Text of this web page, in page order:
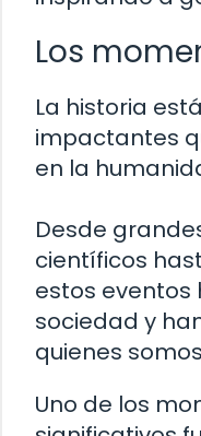
Los
La historia
impactantes
en la
Desde
científicos
estos
sociedad y
quienes
Uno de los